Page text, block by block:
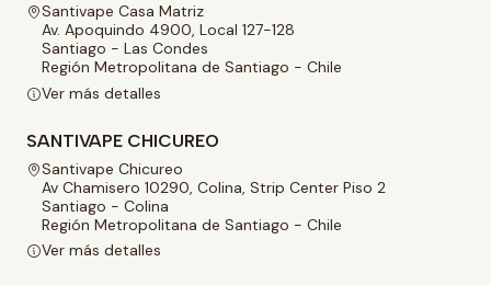
Santivape Casa Matriz
Av. Apoquindo 4900, Local 127-128
Santiago - Las Condes
Región Metropolitana de Santiago - Chile
Ver más detalles
SANTIVAPE CHICUREO
Santivape Chicureo
Av Chamisero 10290, Colina, Strip Center Piso 2
Santiago - Colina
Región Metropolitana de Santiago - Chile
Ver más detalles